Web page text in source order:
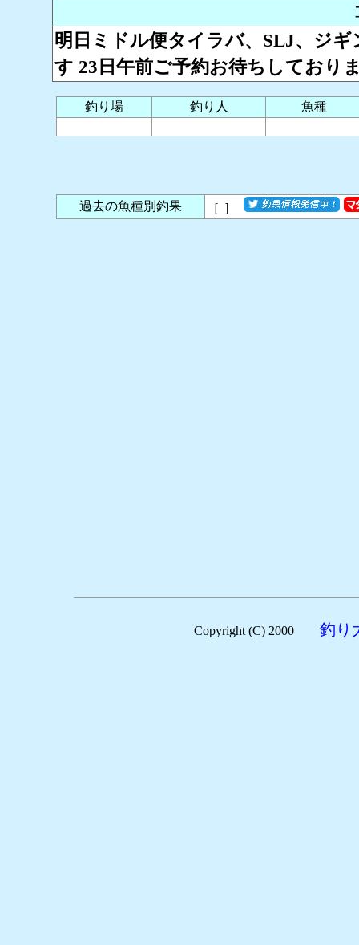
明日ミドル便タイラバ、SLJ、ジ
す 23日午前ご予約お待ちしており
釣り場 釣り人 魚種
過去の魚種別釣果 ［ ］
Copyright (C) 2000 釣り